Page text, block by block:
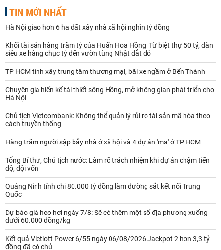
TIN MỚI NHẤT
Hà Nội giao hơn 6 ha đất xây nhà xã hội nghìn tỷ đồng
Khối tài sản hàng trăm tỷ của Huấn Hoa Hồng: Từ biệt thự 50 tỷ, dàn
siêu xe hàng chục tỷ đến vườn tùng Nhật đắt đỏ
TP HCM tính xây trung tâm thương mại, bãi xe ngầm ở Bến Thành
Chuyên gia hiến kế tái thiết sông Hồng, mở không gian phát triển cho
Hà Nội
Chủ tịch Vietcombank: Không thể quản lý rủi ro tài sản mã hóa theo
cách truyền thống
Hàng trăm người sập bẫy nhà ở xã hội và 4 dự án 'ma' ở TP HCM
Tổng Bí thư, Chủ tịch nước: Làm rõ trách nhiệm khi dự án chậm tiến
độ, đội vốn
Quảng Ninh tính chi 80.000 tỷ đồng làm đường sắt kết nối Trung
Quốc
Dự báo giá heo hơi ngày 7/8: Sẽ có thêm một số địa phương xuống
dưới 60.000 đồng/kg
Kết quả Vietlott Power 6/55 ngày 06/08/2026 Jackpot 2 hơn 3,3 tỷ
đồng đã có chủ